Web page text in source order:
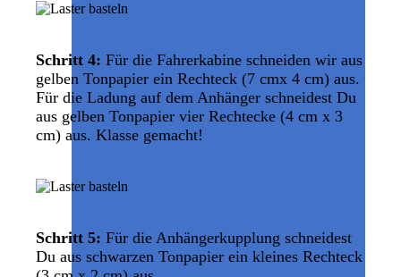
Schritt 4: Für die Fahrerkabine schneiden wir aus
gelben Tonpapier ein Rechteck (7 cmx 4 cm) aus.
Für die Ladung auf dem Anhänger schneidest Du
aus gelben Tonpapier vier Rechtecke (4 cm x 3
cm) aus. Klasse gemacht!
Schritt 5: Für die Anhängerkupplung schneidest
Du aus schwarzen Tonpapier ein kleines Rechteck